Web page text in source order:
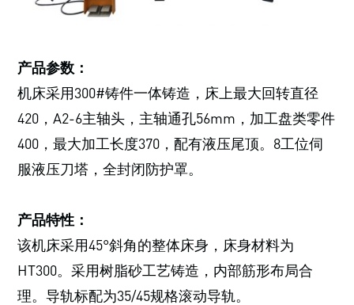
产品参数：
机床采用300#铸件一体铸造，床上最大回转直径
420，A2-6主轴头，主轴通孔56mm，加工盘类零件
400，最大加工长度370，配有液压尾顶。8工位伺
服液压刀塔，全封闭防护罩。
产品特性：
该机床采用45°斜角的整体床身，床身材料为
HT300。采用树脂砂工艺铸造，内部筋形布局合
理。导轨标配为35/45规格滚动导轨。